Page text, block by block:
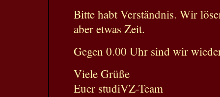
Bitte habt Verständnis. Wir
aber etwas Zeit.
Gegen 0.00 Uhr sind wir
Viele Grüße
Euer studiVZ-Team